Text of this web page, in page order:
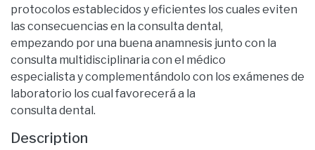
protocolos establecidos y eficientes los cuales eviten
las consecuencias en la consulta dental,
empezando por una buena anamnesis junto con la
consulta multidisciplinaria con el médico
especialista y complementándolo con los exámenes de
laboratorio los cual favorecerá a la
consulta dental.
Description